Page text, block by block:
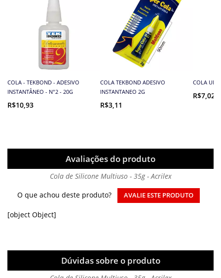
COLA - TEKBOND - ADESIVO
INSTANTÂNEO - N°2 - 20G
R$10,93
COLA TEKBOND ADESIVO
INSTANTANEO 2G
R$3,11
COLA
R$7,02
Avaliações do produto
Cola de Silicone Multiuso - 35g - Acrilex
O que achou deste produto?
AVALIE ESTE PRODUTO
[object Object]
Dúvidas sobre o produto